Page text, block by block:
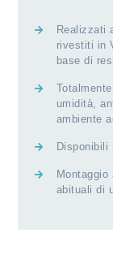
Realizzati
rivestiti in
base di
umidità,
ambiente
Disponibili
abituali di